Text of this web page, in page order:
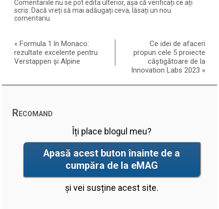
Comentariile nu se pot edita ulterior, așa că verificați ce ați
scris. Dacă vreți să mai adăugați ceva, lăsați un nou
comentariu.
«Formula 1 în Monaco:
rezultate excelente pentru
Verstappen și Alpine
Ce idei de afaceri
propun cele 5 proiecte
câștigătoare de la
Innovation Labs 2023 »
Recomand
Îți place blogul meu?
Apasă acest buton înainte de a
cumpăra de la eMAG
și vei susține acest site.